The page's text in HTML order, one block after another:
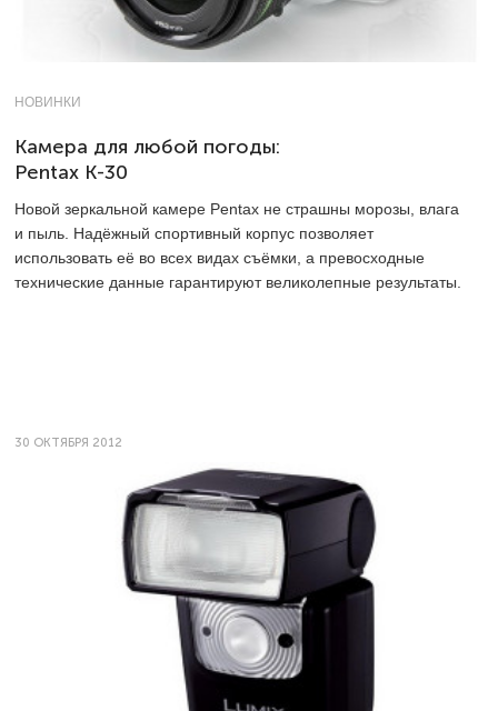
НОВИНКИ
Камера для любой погоды:
Pentax K-30
Новой зеркальной камере Pentax не страшны морозы, влага
и пыль. Надёжный спортивный корпус позволяет
использовать её во всех видах съёмки, а превосходные
технические данные гарантируют великолепные результаты.
30 ОКТЯБРЯ 2012